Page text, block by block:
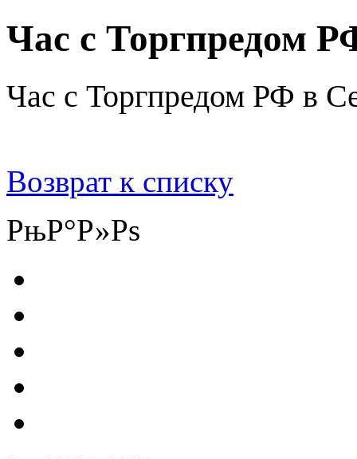
Час с Торгпредом
Час с Торгпредом РФ в
Возврат к списку
РњР°Р»Рѕ